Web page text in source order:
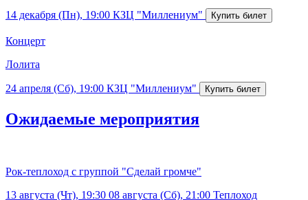
14 декабря (Пн), 19:00 КЗЦ "Миллениум"
Концерт
Лолита
24 апреля (Сб), 19:00 КЗЦ "Миллениум"
Ожидаемые мероприятия
Рок-теплоход с группой "Сделай громче"
13 августа (Чт), 19:30 08 августа (Сб), 21:00 Теплоход